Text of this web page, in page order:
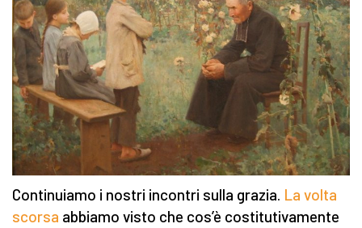
Continuiamo i nostri incontri sulla grazia. La volta
scorsa abbiamo visto che cos’è costitutivamente